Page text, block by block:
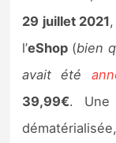
29 juillet 2021
l’eShop (bien
avait été
39,99€.